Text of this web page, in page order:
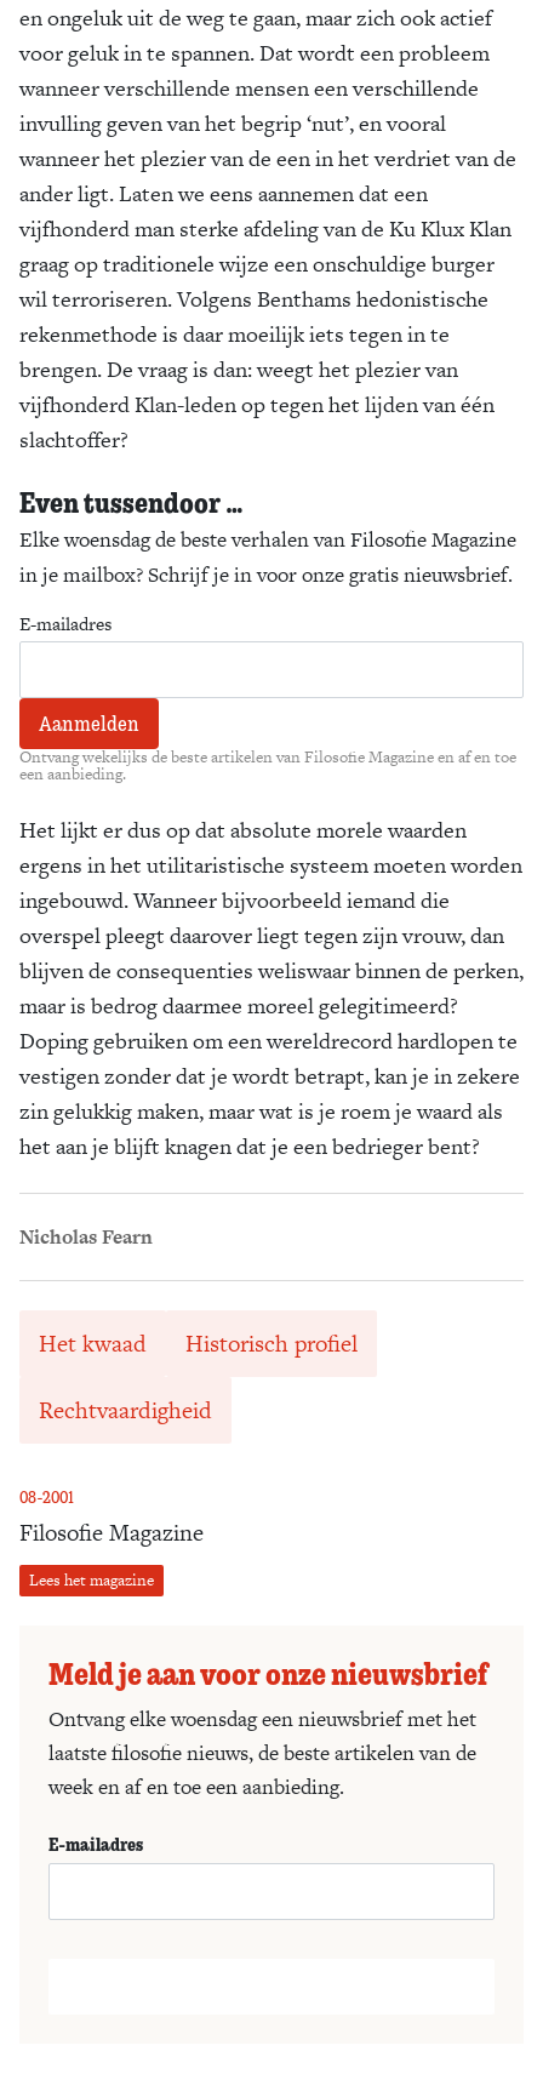
08-2001
Filosofie Magazine
Lees het magazine
en ongeluk uit de weg te gaan, maar zich ook actief
voor geluk in te spannen. Dat wordt een probleem
wanneer verschillende mensen een verschillende
invulling geven van het begrip ‘nut’, en vooral
wanneer het plezier van de een in het verdriet van de
ander ligt. Laten we eens aannemen dat een
vijfhonderd man sterke afdeling van de Ku Klux Klan
graag op traditionele wijze een onschuldige burger
wil terroriseren. Volgens Benthams hedonistische
rekenmethode is daar moeilijk iets tegen in te
brengen. De vraag is dan: weegt het plezier van
vijfhonderd Klan-leden op tegen het lijden van één
slachtoffer?
Even tussendoor …
Elke woensdag de beste verhalen van Filosofie Magazine
in je mailbox? Schrijf je in voor onze gratis nieuwsbrief.
E-mailadres
Ontvang wekelijks de beste artikelen van Filosofie Magazine en af en toe
een aanbieding.
Het lijkt er dus op dat absolute morele waarden
ergens in het utilitaristische systeem moeten worden
ingebouwd. Wanneer bijvoorbeeld iemand die
overspel pleegt daarover liegt tegen zijn vrouw, dan
blijven de consequenties weliswaar binnen de perken,
maar is bedrog daarmee moreel gelegitimeerd?
Doping gebruiken om een wereldrecord hardlopen te
vestigen zonder dat je wordt betrapt, kan je in zekere
zin gelukkig maken, maar wat is je roem je waard als
het aan je blijft knagen dat je een bedrieger bent?
Nicholas Fearn
Het kwaad Historisch profiel
Rechtvaardigheid
Meld je aan voor onze nieuwsbrief
Ontvang elke woensdag een nieuwsbrief met het
laatste filosofie nieuws, de beste artikelen van de
week en af en toe een aanbieding.
E-mailadres